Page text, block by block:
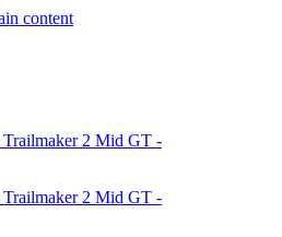
content